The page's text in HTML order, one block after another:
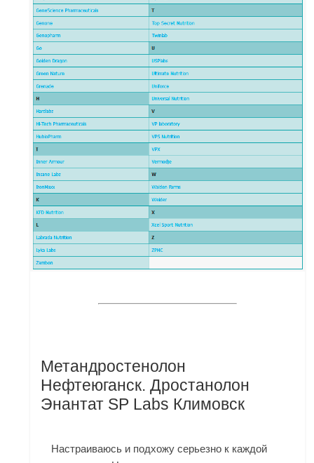
Метандростенолон
Нефтеюганск. Дростанолон
Энантат SP Labs Климовск
Настраиваюсь и подхожу серьезно к каждой